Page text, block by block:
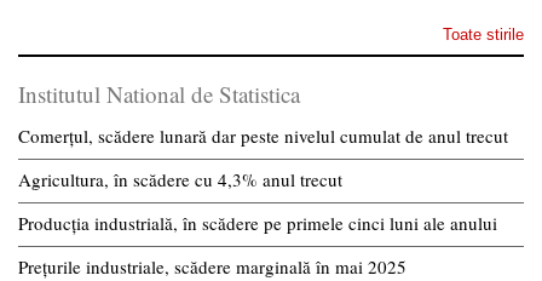
Toate stirile
Institutul National de Statistica
Comerțul, scădere lunară dar peste nivelul cumulat de anul trecut
Agricultura, în scădere cu 4,3% anul trecut
Producția industrială, în scădere pe primele cinci luni ale anului
Prețurile industriale, scădere marginală în mai 2025